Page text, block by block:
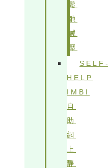
鬆
弛
減
壓
SELF-
HELP
IMBI
自
助
網
上
靜